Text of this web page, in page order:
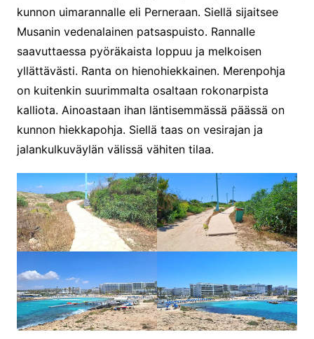
kunnon uimarannalle eli Perneraan. Siellä sijaitsee
Musanin vedenalainen patsaspuisto. Rannalle
saavuttaessa pyöräkaista loppuu ja melkoisen
yllättävästi. Ranta on hienohiekkainen. Merenpohja
on kuitenkin suurimmalta osaltaan rokonarpista
kalliota. Ainoastaan ihan läntisemmässä päässä on
kunnon hiekkapohja. Siellä taas on vesirajan ja
jalankulkuväylän välissä vähiten tilaa.